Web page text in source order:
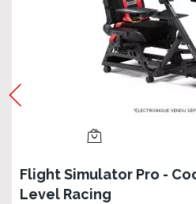
Flight Simulator Pro -
Level Racing